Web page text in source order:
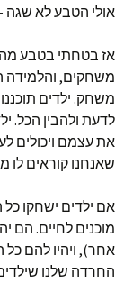
אולי הטבע לא שגה –
אז בטחתי בטבע
משחקים,
משחק. ילדים
לדעת ולהבין הכל.
את עצמם ויכולים
שאנחנו קוראים לו
אם ילדים ישחקו כל
מוכנים לחיים. הם
אחר), ויהיו להם כל
החרדה שלנו